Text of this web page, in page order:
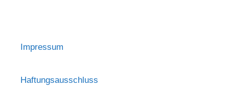
Impressum
Haftungsausschluss